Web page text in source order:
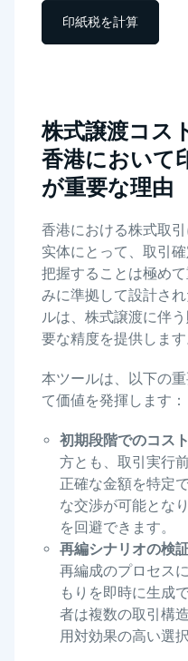
印紙税を計算
株式譲渡コス
香港において
が重要な理由
香港における株式取
实体にとって、取引
把握することは極め
みに準拠して設計さ
ルは、株式譲渡に伴
要な精度を提供します
本ツールは、以下の
て価値を発揮します：
初期段階でのコス
方とも、取引実行
正確な金額を特定
な交渉が可能とな
を回避できます。
再編シナリオの検証
再編成のプロセス
もりを即時に生成
者は複数の取引構
用対効果の高い選